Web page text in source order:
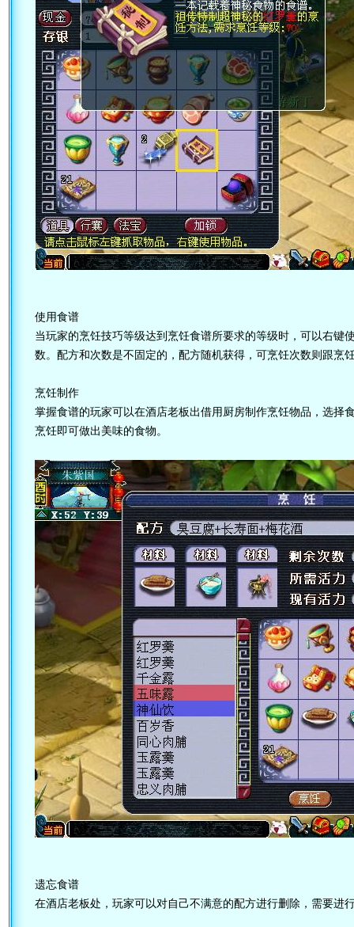
使用食谱
当玩家的烹饪技巧等级达到烹饪食谱所要求的等级时，可以右键
数。配方和次数是不固定的，配方随机获得，可烹饪次数则跟烹
烹饪制作
掌握食谱的玩家可以在酒店老板出借用厨房制作烹饪物品，选择
烹饪即可做出美味的食物。
遗忘食谱
在酒店老板处，玩家可以对自己不满意的配方进行删除，需要进